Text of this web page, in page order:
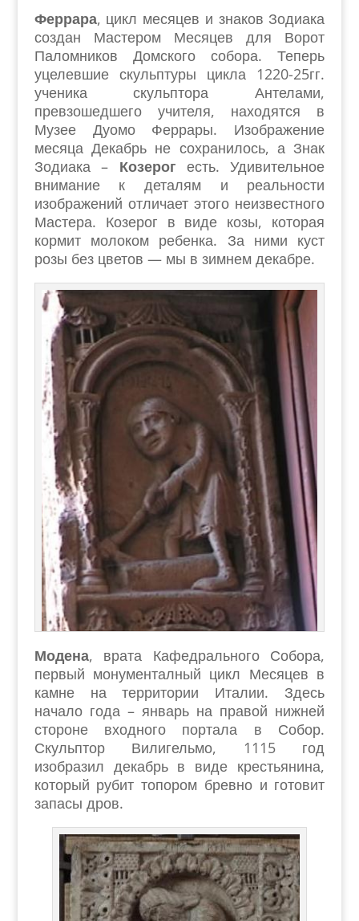
Феррара, цикл месяцев и знаков Зодиака
создан Мастером Месяцев для Ворот
Паломников Домского собора. Теперь
уцелевшие скульптуры цикла 1220-25гг.
ученика скульптора Антелами,
превзошедшего учителя, находятся в
Музее Дуомо Феррары. Изображение
месяца Декабрь не сохранилось, а Знак
Зодиака – Козерог есть. Удивительное
внимание к деталям и реальности
изображений отличает этого неизвестного
Мастера. Козерог в виде козы, которая
кормит молоком ребенка. За ними куст
розы без цветов — мы в зимнем декабре.
Модена, врата Кафедрального Собора,
первый монументалный цикл Месяцев в
камне на территории Италии. Здесь
начало года – январь на правой нижней
стороне входного портала в Собор.
Скульптор Вилигельмо, 1115 год
изобразил декабрь в виде крестьянина,
который рубит топором бревно и готовит
запасы дров.